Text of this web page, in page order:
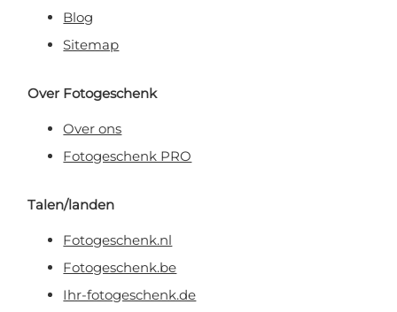
Blog
Sitemap
Over Fotogeschenk
Over ons
Fotogeschenk PRO
Talen/landen
Fotogeschenk.nl
Fotogeschenk.be
Ihr-fotogeschenk.de